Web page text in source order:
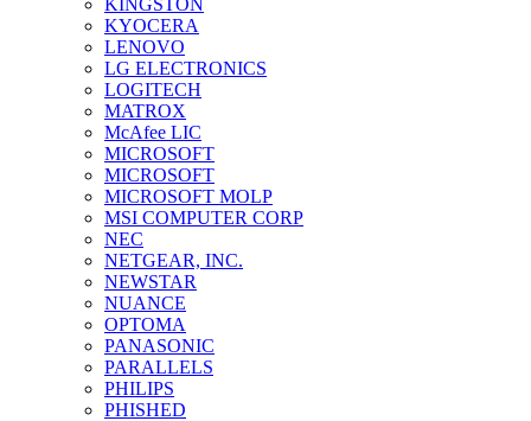
KYOCERA
LENOVO
LG ELECTRONICS
LOGITECH
MATROX
McAfee LIC
MICROSOFT
MICROSOFT
MICROSOFT MOLP
MSI COMPUTER CORP
NEC
NETGEAR, INC.
NEWSTAR
NUANCE
OPTOMA
PANASONIC
PARALLELS
PHILIPS
PHISHED